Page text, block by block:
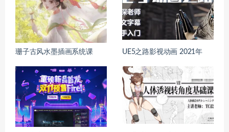
珊子古风水墨插画系统课 UE5之路影视动画 2021年